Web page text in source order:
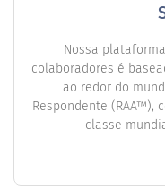
Nossa
colaboradores é
ao redor do
Respondente (RAA™),
classe